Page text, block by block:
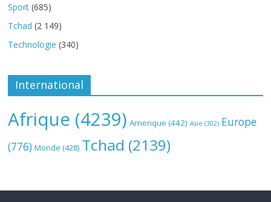
Sport (685)
Tchad (2 149)
Technologie (340)
International
Afrique (4239) Amerique (442) Asie (302) Europe
(776) Monde (428) Tchad (2139)